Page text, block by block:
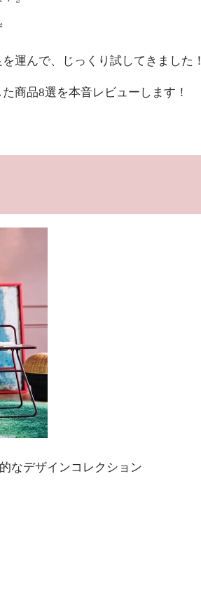
運んで、じっくり試してきました！
商品8選を本音レビューします！
なデザインコレクション